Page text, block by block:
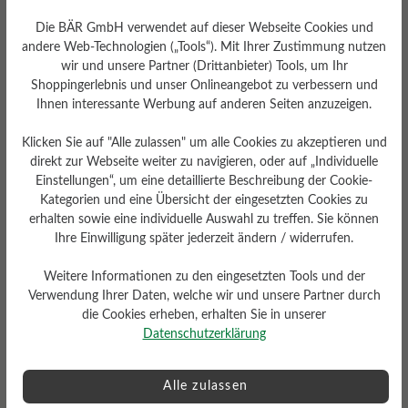
Wenn Sie besonders exklusive Damenschuhe
kaufen möchten, entdecken Sie unsere
hochwertigen Lammfell-Schuhe!
Damen-Berufsschuhe
für Pflege, Service &
mehr
ideale Wahl für Frauen, die bequem, sicher
und gesund unterwegs sein wollen. Dank
100% Zehenfreiheit, Nullabsatz und flexibler
perfekt für lange Arbeitstage in der Pflege,
Die BÄR GmbH verwendet auf dieser Webseite Cookies und
andere Web-Technologien („Tools“). Mit Ihrer Zustimmung nutzen
wir und unsere Partner (Drittanbieter) Tools, um Ihr
Shoppingerlebnis und unser Onlineangebot zu verbessern und
Ihnen interessante Werbung auf anderen Seiten anzuzeigen.
Klicken Sie auf "Alle zulassen" um alle Cookies zu akzeptieren und
direkt zur Webseite weiter zu navigieren, oder auf „Individuelle
Einstellungen“, um eine detaillierte Beschreibung der Cookie-
Kategorien und eine Übersicht der eingesetzten Cookies zu
erhalten sowie eine individuelle Auswahl zu treffen. Sie können
Ihre Einwilligung später jederzeit ändern / widerrufen.
Weitere Informationen zu den eingesetzten Tools und der
Verwendung Ihrer Daten, welche wir und unsere Partner durch
die Cookies erheben, erhalten Sie in unserer
Datenschutzerklärung
Alle zulassen